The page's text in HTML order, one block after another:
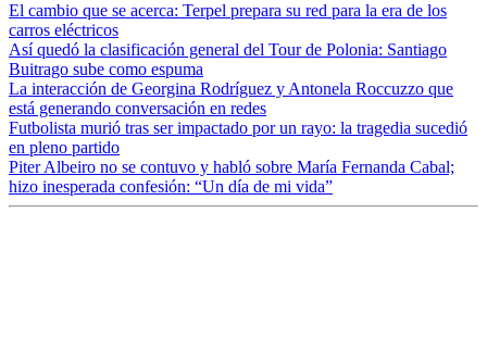
El cambio que se acerca: Terpel prepara su red para la era de los
carros eléctricos
Así quedó la clasificación general del Tour de Polonia: Santiago
Buitrago sube como espuma
La interacción de Georgina Rodríguez y Antonela Roccuzzo que
está generando conversación en redes
Futbolista murió tras ser impactado por un rayo: la tragedia sucedió
en pleno partido
Piter Albeiro no se contuvo y habló sobre María Fernanda Cabal;
hizo inesperada confesión: “Un día de mi vida”